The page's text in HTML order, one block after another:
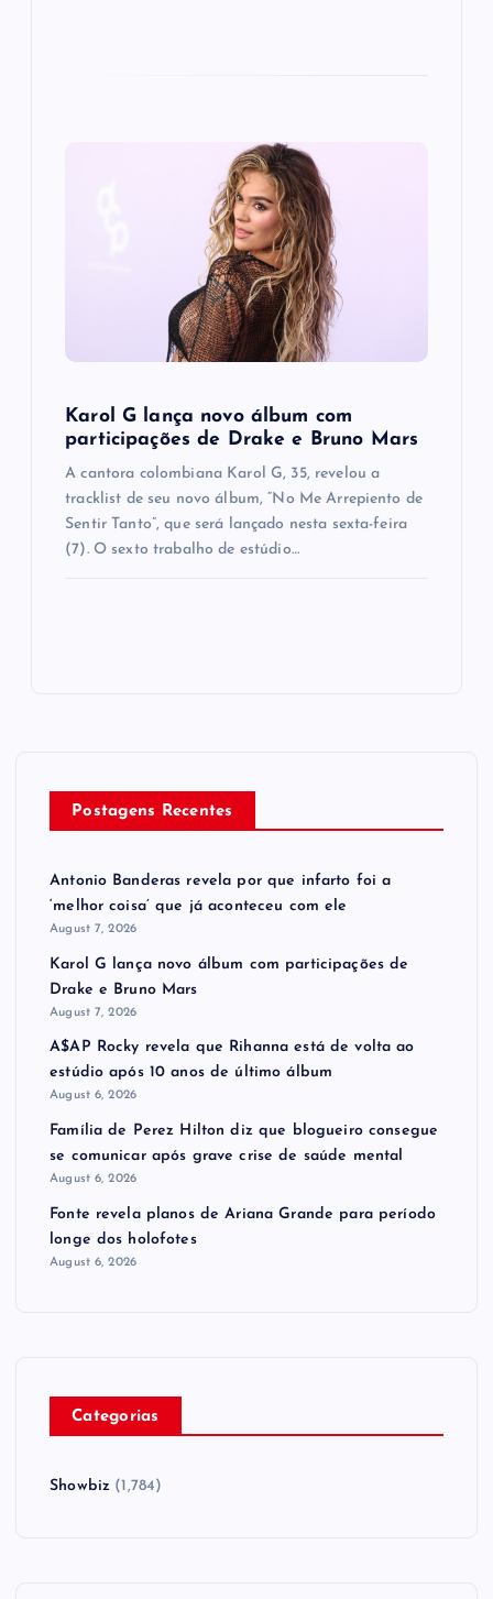
Karol G lança novo álbum com
participações de Drake e Bruno Mars
A cantora colombiana Karol G, 35, revelou a ​
tracklist de seu novo álbum, “No Me Arrepiento de
Sentir Tanto”, que será lançado nesta sexta-feira
(7). O sexto trabalho de estúdio…
Postagens Recentes
Antonio Banderas revela por que infarto foi a
‘melhor coisa’ que já aconteceu com ele
August 7, 2026
Karol G lança novo álbum com participações de
Drake e Bruno Mars
August 7, 2026
A$AP Rocky revela que Rihanna está de volta ao
estúdio após 10 anos de último álbum
August 6, 2026
Família de Perez Hilton diz que blogueiro consegue
se comunicar após grave crise de saúde mental
August 6, 2026
Fonte revela planos de Ariana Grande para período
longe dos holofotes
August 6, 2026
Categorias
Showbiz (1,784)